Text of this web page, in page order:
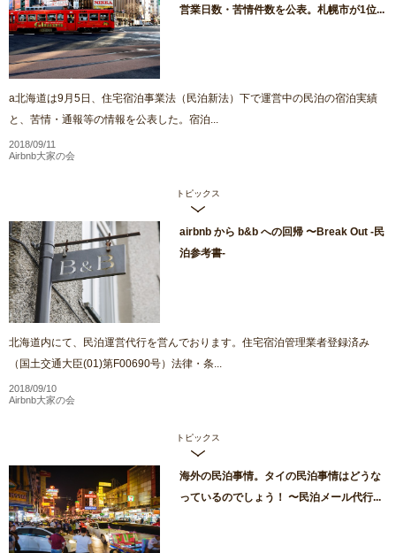
営業日数・苦情件数を公表。札幌市が1位...
a北海道は9月5日、住宅宿泊事業法（民泊新法）下で運営中の民泊の宿泊実績
と、苦情・通報等の情報を公表した。宿泊...
2018/09/11
Airbnb大家の会
トピックス
airbnb から b&b への回帰 〜Break Out -民
泊参考書-
北海道内にて、民泊運営代行を営んでおります。住宅宿泊管理業者登録済み
（国土交通大臣(01)第F00690号）法律・条...
2018/09/10
Airbnb大家の会
トピックス
海外の民泊事情。タイの民泊事情はどうな
っているのでしょう！ 〜民泊メール代行...